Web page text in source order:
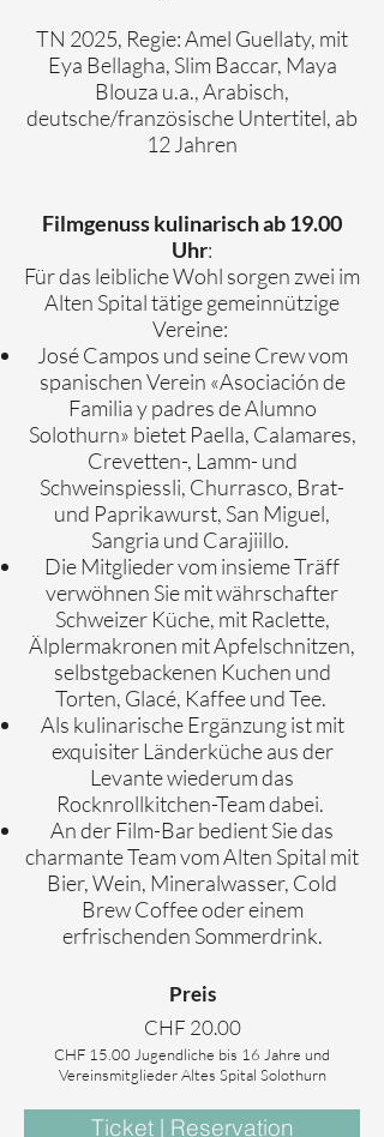
TN 2025, Regie: Amel Guellaty, mit
Eya Bellagha, Slim Baccar, Maya
Blouza u.a., Arabisch,
deutsche/französische Untertitel, ab
12 Jahren
Filmgenuss kulinarisch ab 19.00
Uhr:
Für das leibliche Wohl sorgen zwei im
Alten Spital tätige gemeinnützige
Vereine:
José Campos und seine Crew vom
spanischen Verein «Asociación de
Familia y padres de Alumno
Solothurn» bietet Paella, Calamares,
Crevetten-, Lamm- und
Schweinspiessli, Churrasco, Brat-
und Paprikawurst, San Miguel,
Sangria und Carajiillo.
Die Mitglieder vom insieme Träff
verwöhnen Sie mit währschafter
Schweizer Küche, mit Raclette,
Älplermakronen mit Apfelschnitzen,
selbstgebackenen Kuchen und
Torten, Glacé, Kaffee und Tee.
Als kulinarische Ergänzung ist mit
exquisiter Länderküche aus der
Levante wiederum das
Rocknrollkitchen-Team dabei.
An der Film-Bar bedient Sie das
charmante Team vom Alten Spital mit
Bier, Wein, Mineralwasser, Cold
Brew Coffee oder einem
erfrischenden Sommerdrink.
Preis
CHF 20.00
CHF 15.00 Jugendliche bis 16 Jahre und
Vereinsmitglieder Altes Spital Solothurn
Ticket | Reservation